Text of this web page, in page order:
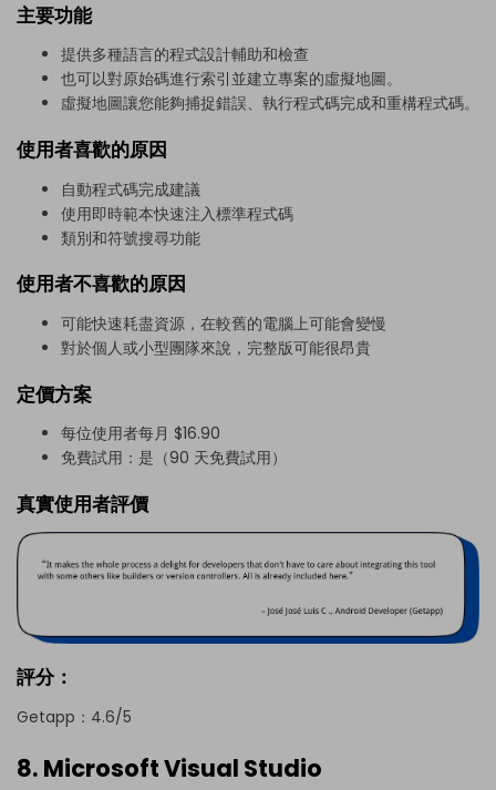
主要功能
提供多種語言的程式設計輔助和檢查
也可以對原始碼進行索引並建立專案的虛擬地圖。
虛擬地圖讓您能夠捕捉錯誤、執行程式碼完成和重構程式碼。
使用者喜歡的原因
自動程式碼完成建議
使用即時範本快速注入標準程式碼
類別和符號搜尋功能
使用者不喜歡的原因
可能快速耗盡資源，在較舊的電腦上可能會變慢
對於個人或小型團隊來說，完整版可能很昂貴
定價方案
每位使用者每月 $16.90
免費試用：是（90 天免費試用）
真實使用者評價
評分：
Getapp：4.6/5
8. Microsoft Visual Studio